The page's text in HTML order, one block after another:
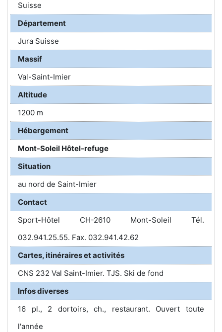
Suisse
Département
Jura Suisse
Massif
Val-Saint-Imier
Altitude
1200 m
Hébergement
Mont-Soleil Hôtel-refuge
Situation
au nord de Saint-Imier
Contact
Sport-Hôtel CH-2610 Mont-Soleil Tél.
032.941.25.55. Fax. 032.941.42.62
Cartes, itinéraires et activités
CNS 232 Val Saint-Imier. TJS. Ski de fond
Infos diverses
16 pl., 2 dortoirs, ch., restaurant. Ouvert toute
l'année